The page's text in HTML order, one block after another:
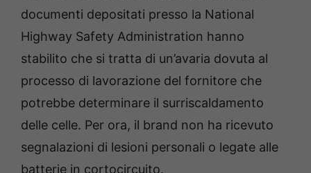
documenti depositati presso la National
Highway Safety Administration hanno
stabilito che si tratta di un’avaria dovuta al
processo di lavorazione del fornitore che
potrebbe determinare il surriscaldamento
delle celle. Per ora, il brand non ha ricevuto
segnalazioni di lesioni personali o legate alle
batterie in cortocircuito.